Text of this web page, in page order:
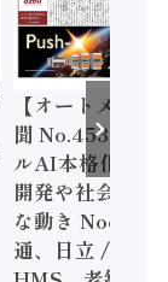
【オートメーシ
聞 No.453】フ
ルAI本格化へ
開発や社会実装
な動き Noetra
通、日立 / 兵神